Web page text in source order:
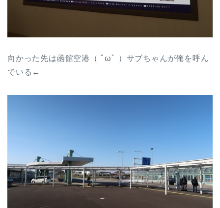
向かった先は函館空港（ ﾟωﾟ ）サブちゃんが俺を呼ん
でいる←